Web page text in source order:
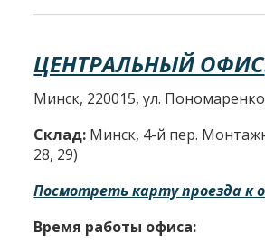
ЦЕНТРАЛЬНЫЙ ОФИС
Минск, 220015, ул.
Склад: Минск, 4-й пер.
28, 29)
Посмотреть карту проезда к
Время работы офиса: